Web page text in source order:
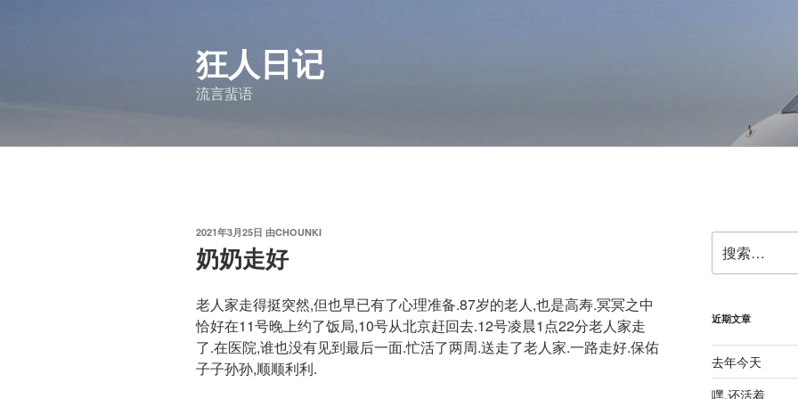
狂人日记
流言蜚语
发
布
于
2021年3月25日 由CHOUNKI
奶奶走好
老人家走得挺突然,但也早已有了心理准备.87岁的老人,也是高寿.冥冥之中
恰好在11号晚上约了饭局,10号从北京赶回去.12号凌晨1点22分老人家走
了.在医院,谁也没有见到最后一面.忙活了两周.送走了老人家.一路走好.保佑
子子孙孙,顺顺利利.
索：
近期文章
去年今天
嘿,还活着